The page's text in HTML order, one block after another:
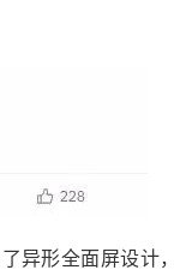
异形全面屏设计，